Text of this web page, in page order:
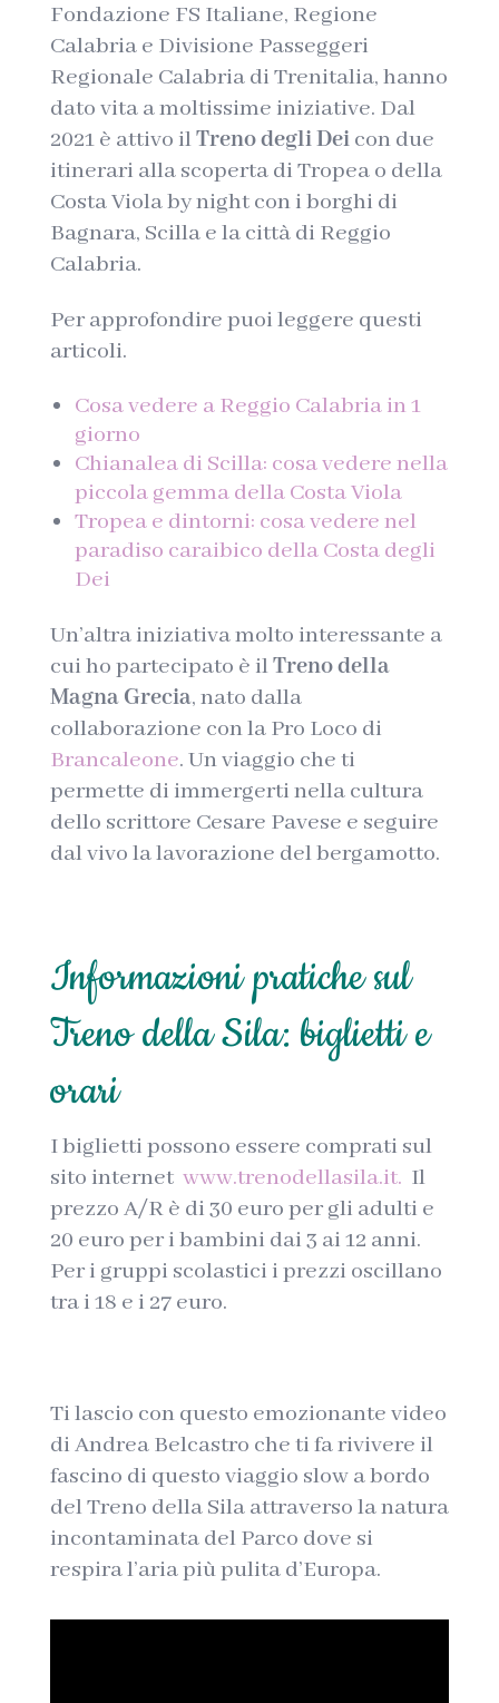
Fondazione FS Italiane, Regione
Calabria e Divisione Passeggeri
Regionale Calabria di Trenitalia, hanno
dato vita a moltissime iniziative. Dal
2021 è attivo ilTreno degli Deicon due
itinerari alla scoperta di Tropea o della
Costa Viola by night con i borghi di
Bagnara, Scilla e la città di Reggio
Calabria.
Per approfondire puoi leggere questi
articoli.
Cosa vedere a Reggio Calabria in 1
giorno
Chianalea di Scilla: cosa vedere nella
piccola gemma della Costa Viola
Tropea e dintorni: cosa vedere nel
paradiso caraibico della Costa degli
Dei
Un’altra iniziativa molto interessante a
cui ho partecipato è ilTreno della
Magna Grecia, nato dalla
collaborazione con la Pro Loco di
Brancaleone. Un viaggio che ti
permette di immergerti nella cultura
dello scrittore Cesare Pavese e seguire
dal vivo la lavorazione del bergamotto.
Informazioni pratiche sul
Treno della Sila: biglietti e
orari
I biglietti possono essere comprati sul
sito internet www.trenodellasila.it. Il
prezzo A/R è di 30 euro per gli adulti e
20 euro per i bambini dai 3 ai 12 anni.
Per i gruppi scolastici i prezzi oscillano
tra i 18 e i 27 euro.
Ti lascio con questo emozionante video
di Andrea Belcastro che ti fa rivivere il
fascino di questo viaggio slow a bordo
del Treno della Sila attraverso la natura
incontaminata del Parco dove si
respira l’aria più pulita d’Europa.